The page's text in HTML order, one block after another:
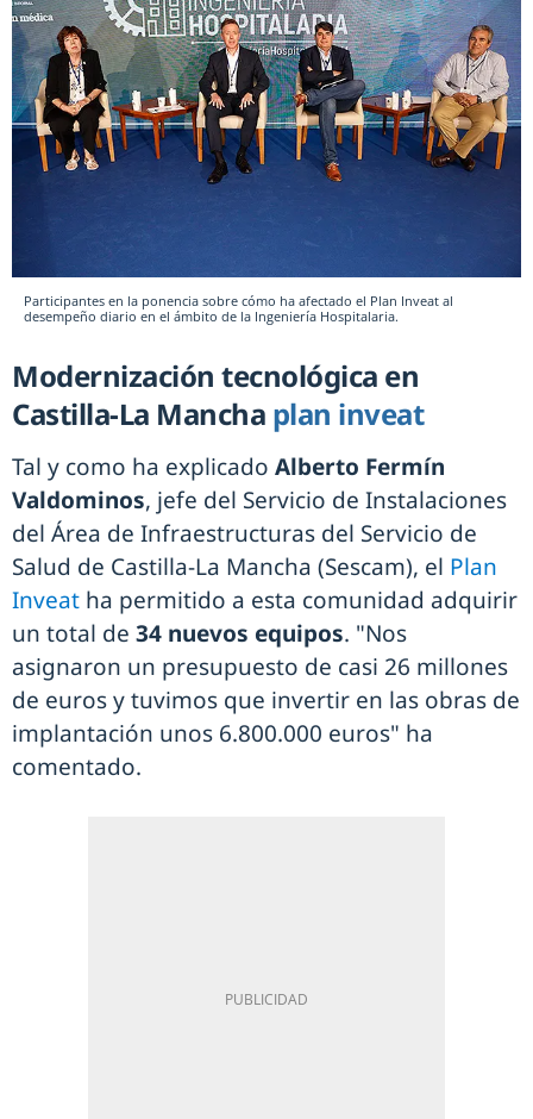
Participantes en la ponencia sobre cómo ha afectado el Plan Inveat al
desempeño diario en el ámbito de la Ingeniería Hospitalaria.
Modernización tecnológica en
Castilla-La Mancha plan inveat
Tal y como ha explicado Alberto Fermín
Valdominos, jefe del Servicio de Instalaciones
del Área de Infraestructuras del Servicio de
Salud de Castilla-La Mancha (Sescam), el Plan
Inveat ha permitido a esta comunidad adquirir
un total de 34 nuevos equipos. "Nos
asignaron un presupuesto de casi 26 millones
de euros y tuvimos que invertir en las obras de
implantación unos 6.800.000 euros" ha
comentado.